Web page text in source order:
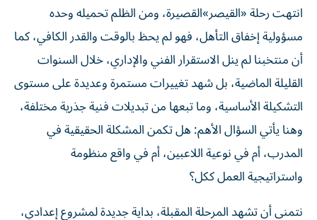
انتهت رحلة «القيصر»القصيرة، ومن الظلم تحميله وحده
مسؤولية إخفاق التأهل، فهو لم يحظ بالوقت والقدر الكافي، كما
أن منتخبنا لم ينل الاستقرار الفني والإداري، خلال السنوات
القليلة الماضية، بل شهد تغييرات مستمرة وعديدة على مستوى
التشكيلة الأساسية، وما تبعها من تبديلات فنية جذرية مختلفة،
وهنا يأتي السؤال الأهم: هل تكمن المشكلة الحقيقية في
المدرب، أم في نوعية اللاعبين، أم في واقع منظومة
واستراتيجية العمل ككل؟
نتمنى أن تشهد المرحلة المقبلة، بداية جديدة لمشروع إعدادي،